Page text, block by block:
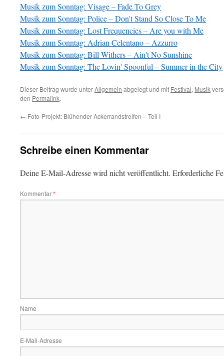
Musik zum Sonntag: Visage – Fade To Grey
Musik zum Sonntag: Police – Don't Stand So Close To Me
Musik zum Sonntag: Lost Frequencies – Are you with Me
Musik zum Sonntag: Adrian Celentano – Azzurro
Musik zum Sonntag: Bill Withers – Ain't No Sunshine
Musik zum Sonntag: The Lovin' Spoonful – Summer in the City
Dieser Beitrag wurde unterAllgemein abgelegt und mit Festival, Musik
den Permalink.
← Foto-Projekt: Blühender Ackerrandstreifen – Teil I
Schreibe einen Kommentar
Deine E-Mail-Adresse wird nicht veröffentlicht. Erforderliche
Kommentar*
Name
E-Mail-Adresse